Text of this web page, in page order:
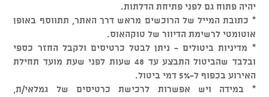
יהיה פתוח גם לפני פתיחת הדלתות.
* כתובת המייל של הרוכשים מראש דרך האתר, תתווסף באופן
אוטומטי לרשימת הדיוור של טוקהאוס.
* מדיניות ביטולים - ניתן לבטל כרטיסים ולקבל החזר כספי
ובלבד שהביטול התבצע עד 48 שעות לפני שעת מועד תחילת
האירוע בכפוף ל-5% דמי ביטול.
* במידה ויש אפשרות לרכישת כרטיסים של גמלאי/ת,